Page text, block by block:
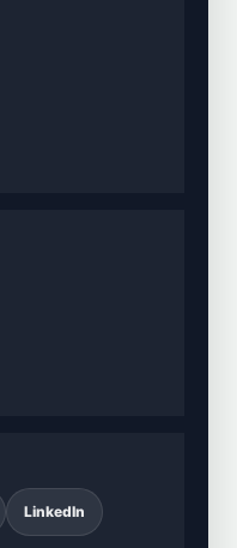
LinkedIn